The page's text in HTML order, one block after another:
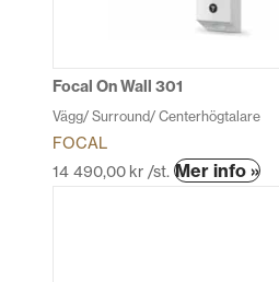
Focal On Wall 301
Vägg/ Surround/ Centerhögtalare
FOCAL
14 490,00 kr /st. Mer info »Den